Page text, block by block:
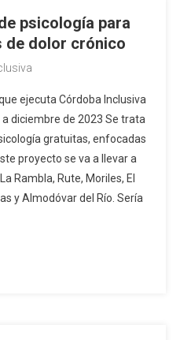
psicología para
de dolor crónico
ejecuta Córdoba Inclusiva
diciembre de 2023 Se trata
gratuitas, enfocadas
proyecto se va a llevar a
Rambla, Rute, Moriles, El
y Almodóvar del Río. Sería